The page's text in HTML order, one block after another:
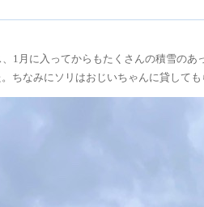
1月に入ってからもたくさんの積雪の
ちなみにソリはおじいちゃんに貸しても